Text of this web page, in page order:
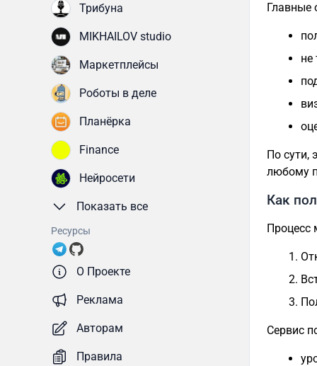
Трибуна
MIKHAILOV studio
Маркетплейсы
Роботы в деле
Планёрка
Finance
Нейросети
Показать все
Ресурсы
О Проекте
Реклама
Авторам
Правила
Главные
не
По сути,
любому
Как
Процесс
Сервис